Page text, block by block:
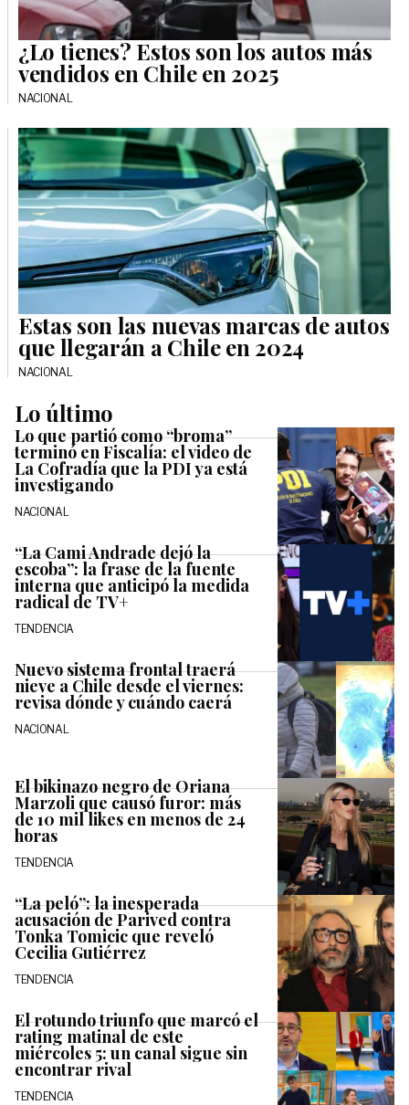
¿Lo tienes? Estos son los autos más
vendidos en Chile en 2025
NACIONAL
Estas son las nuevas marcas de autos
que llegarán a Chile en 2024
NACIONAL
Lo último
Lo que partió como “broma”
terminó en Fiscalía: el video de
La Cofradía que la PDI ya está
investigando
NACIONAL
“La Cami Andrade dejó la
escoba”: la frase de la fuente
interna que anticipó la medida
radical de TV+
TENDENCIA
Nuevo sistema frontal traerá
nieve a Chile desde el viernes:
revisa dónde y cuándo caerá
NACIONAL
El bikinazo negro de Oriana
Marzoli que causó furor: más
de 10 mil likes en menos de 24
horas
TENDENCIA
“La peló”: la inesperada
acusación de Parived contra
Tonka Tomicic que reveló
Cecilia Gutiérrez
TENDENCIA
El rotundo triunfo que marcó el
rating matinal de este
miércoles 5: un canal sigue sin
encontrar rival
TENDENCIA